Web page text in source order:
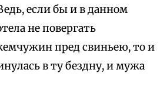
если бы и в данном
не повергать
пред свиньею, то и
в ту бездну, и мужа